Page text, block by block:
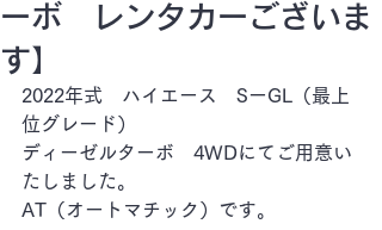
ーボ レンタカーございま
す】
2022年式　ハイエース　SーGL（最上
位グレード）
ディーゼルターボ　4WDにてご用意い
たしました。
AT（オートマチック）です。